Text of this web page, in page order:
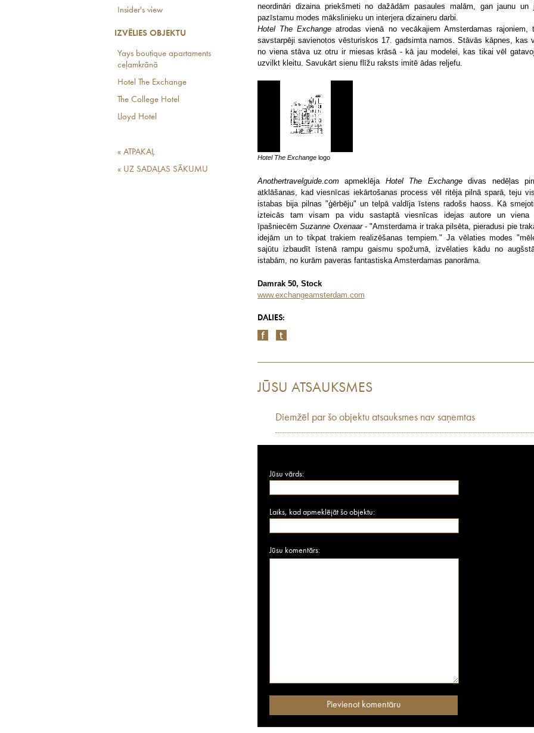
Insider's view
IZVĒLIES OBJEKTU
Yays boutique apartaments
ceļamkrānā
Hotel The Exchange
The College Hotel
Lloyd Hotel
« ATPAKAĻ
« UZ SADAĻAS SĀKUMU
neordināri dizaina priekšmeti no dažādām pasaules malām, gan jaunu un
pazīstamu modes mākslinieku un interjera dizaineru darbi.
Hotel The Exchange atrodas vienā no vecākajiem Amsterdamas rajoniem,
savstarpēji savienotos vēsturiskos 17. gadsimta namos. Stāvās kāpnes, kas
no viena stāva uz otru ir miesas krāsā - kā jau modelei, kas tikai vēl
uzvilkt kleitu. Savukārt sienu flīžu raksts imitē ādas reljefu.
Hotel The Exchange logo
Anothertravelguide.com apmeklēja Hotel The Exchangedivas nedēļas
atklāšanas, kad viesnīcas iekārtošanas process vēl ritēja pilnā sparā, teju
istabas bija pilnas "ģērbēju" un telpā valdīja īstens radošs haoss. Kā
izteicās tam visam pa vidu sastaptā viesnīcas idejas autore un viena
īpašniecēmSuzanne Oxenaar- "Amsterdama ir traka pilsēta, pieradusi pie
idejām un to tikpat trakiem realizēšanas tempiem." Ja vēlaties modes
sajūtu izbaudīt īstenā rampu gaismu spožumā, izvēlaties kādu no
istabām, no kurām paveras fantastiska Amsterdamas panorāma.
Damrak 50, Stock
www.exchangeamsterdam.com
DALIES:
JŪSU ATSAUKSMES
Diemžēl par šo objektu atsauksmes nav saņemtas
Jūsu vārds:
Laiks, kad apmeklējāt šo objektu:
Jūsu komentārs: